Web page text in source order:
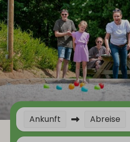
Ankunft Abreise